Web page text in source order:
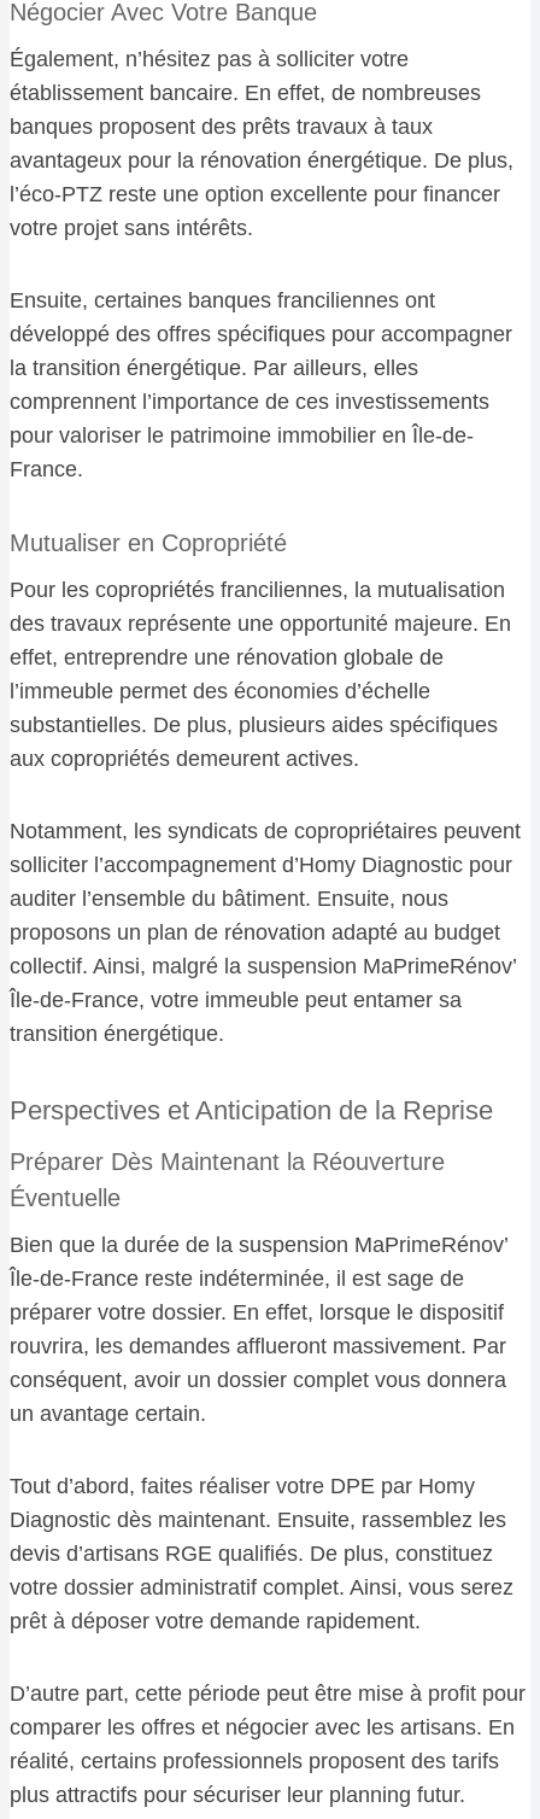
Négocier Avec Votre Banque
Également, n’hésitez pas à solliciter votre
établissement bancaire. En effet, de nombreuses
banques proposent des prêts travaux à taux
avantageux pour la rénovation énergétique. De plus,
l’éco-PTZ reste une option excellente pour financer
votre projet sans intérêts.
Ensuite, certaines banques franciliennes ont
développé des offres spécifiques pour accompagner
la transition énergétique. Par ailleurs, elles
comprennent l’importance de ces investissements
pour valoriser le patrimoine immobilier en Île-de-
France.
Mutualiser en Copropriété
Pour les copropriétés franciliennes, la mutualisation
des travaux représente une opportunité majeure. En
effet, entreprendre une rénovation globale de
l’immeuble permet des économies d’échelle
substantielles. De plus, plusieurs aides spécifiques
aux copropriétés demeurent actives.
Notamment, les syndicats de copropriétaires peuvent
solliciter l’accompagnement d’Homy Diagnostic pour
auditer l’ensemble du bâtiment. Ensuite, nous
proposons un plan de rénovation adapté au budget
collectif. Ainsi, malgré la suspension MaPrimeRénov’
Île-de-France, votre immeuble peut entamer sa
transition énergétique.
Perspectives et Anticipation de la Reprise
Préparer Dès Maintenant la Réouverture
Éventuelle
Bien que la durée de la suspension MaPrimeRénov’
Île-de-France reste indéterminée, il est sage de
préparer votre dossier. En effet, lorsque le dispositif
rouvrira, les demandes afflueront massivement. Par
conséquent, avoir un dossier complet vous donnera
un avantage certain.
Tout d’abord, faites réaliser votre DPE par Homy
Diagnostic dès maintenant. Ensuite, rassemblez les
devis d’artisans RGE qualifiés. De plus, constituez
votre dossier administratif complet. Ainsi, vous serez
prêt à déposer votre demande rapidement.
D’autre part, cette période peut être mise à profit pour
comparer les offres et négocier avec les artisans. En
réalité, certains professionnels proposent des tarifs
plus attractifs pour sécuriser leur planning futur.